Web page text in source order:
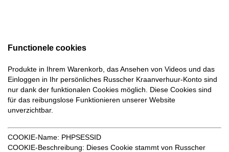
Functionele cookies
Produkte in Ihrem Warenkorb, das Ansehen von Videos und das
Einloggen in Ihr persönliches Russcher Kraanverhuur-Konto sind
nur dank der funktionalen Cookies möglich. Diese Cookies sind
für das reibungslose Funktionieren unserer Website
unverzichtbar.
COOKIE-Name: PHPSESSID
COOKIE-Beschreibung: Dieses Cookie stammt von Russcher